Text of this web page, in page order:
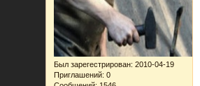
Был зарегестрирован: 2010-04-19
Приглашений: 0